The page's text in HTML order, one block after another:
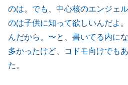
のは。でも、中心核のエンジェ
のは子供に知って欲しいんだよ
んだから。〜と、書いてる内に
多かったけど、コドモ向けでも
た。